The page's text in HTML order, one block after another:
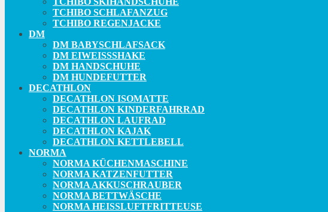
TCHIBO SCHLAFANZUG
TCHIBO REGENJACKE
DM
DM BABYSCHLAFSACK
DM EIWEISSSHAKE
DM HANDSCHUHE
DM HUNDEFUTTER
DECATHLON
DECATHLON ISOMATTE
DECATHLON KINDERFAHRRAD
DECATHLON LAUFRAD
DECATHLON KAJAK
DECATHLON KETTLEBELL
NORMA
NORMA KÜCHENMASCHINE
NORMA KATZENFUTTER
NORMA AKKUSCHRAUBER
NORMA BETTWÄSCHE
NORMA HEISSLUFTFRITTEUSE